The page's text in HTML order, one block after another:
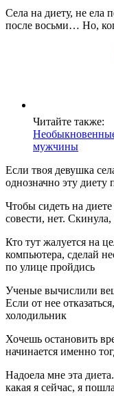
Села на диету, не ела
после восьми… Но,
Читайте также:
мужчины
Если твоя девушка
однозначно эту диету
Чтобы сидеть на
совести, нет.
Кто тут жалуется на
компьютера, сделай
по улице пройдись
Ученые вычислили
Если от нее
холодильник
Хочешь остановить
начинается именно
Надоела мне эта
какая я сейчас, я